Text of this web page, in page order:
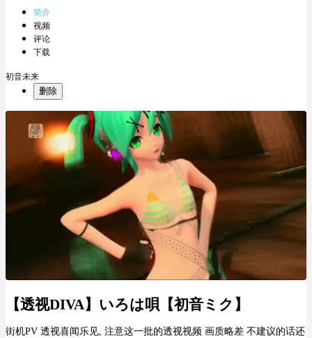
简介
视频
评论
下载
初音未来
删除
【透视DIVA】いろは唄【初音ミク】
街机PV 透视喜闻乐见, 注意这一批的透视视频 画质略差 不建议的话还